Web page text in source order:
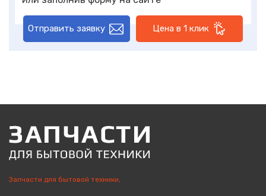
Отправить заявку Цена в 1 клик
Запчасти для бытовой техники,